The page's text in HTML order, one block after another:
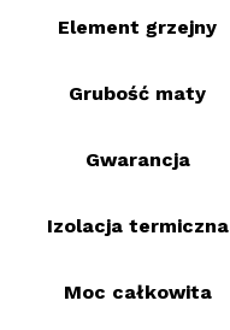
Element grzejny
Grubość maty
Gwarancja
Izolacja termiczna
Moc całkowita